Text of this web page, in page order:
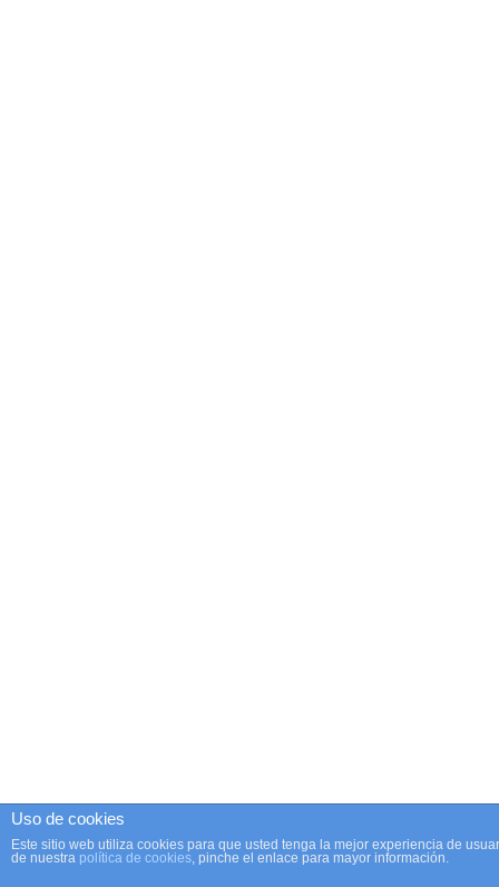
Uso de cookies
Este sitio web utiliza cookies para que usted tenga la mejor experiencia de
de nuestra política de cookies, pinche el enlace para mayor información.